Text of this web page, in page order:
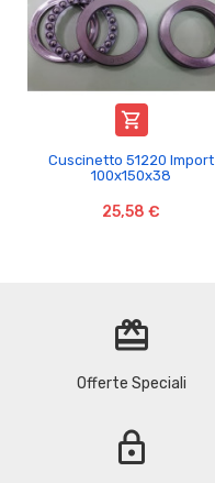

Cuscinetto 51220 Import
100x150x38
25,58 €
redeem
Offerte Speciali
lock